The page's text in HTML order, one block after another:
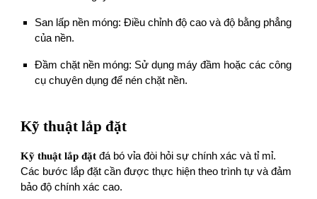
San lấp nền móng: Điều chỉnh độ cao và độ bằng phẳng
của nền.
Đầm chặt nền móng: Sử dụng máy đầm hoặc các công
cụ chuyên dụng để nén chặt nền.
Kỹ thuật lắp đặt
Kỹ thuật lắp đặt đá bó vỉa đòi hỏi sự chính xác và tỉ mỉ.
Các bước lắp đặt cần được thực hiện theo trình tự và đảm
bảo độ chính xác cao.